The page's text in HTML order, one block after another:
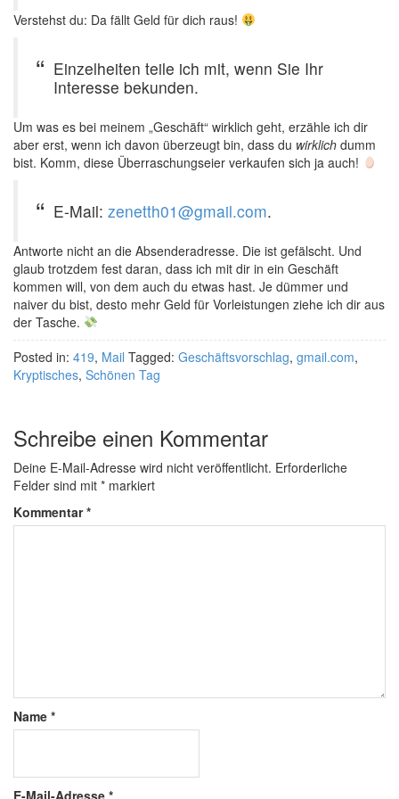
Verstehst du: Da fällt Geld für dich raus!
Einzelheiten teile ich mit, wenn Sie Ihr
Interesse bekunden.
Um was es bei meinem „Geschäft“ wirklich geht, erzähle ich dir
aber erst, wenn ich davon überzeugt bin, dass du wirklich dumm
bist. Komm, diese Überraschungseier verkaufen sich ja auch!
E-Mail: zenetth01@gmail.com.
Antworte nicht an die Absenderadresse. Die ist gefälscht. Und
glaub trotzdem fest daran, dass ich mit dir in ein Geschäft
kommen will, von dem auch du etwas hast. Je dümmer und
naiver du bist, desto mehr Geld für Vorleistungen ziehe ich dir aus
der Tasche.
Posted in: 419, Mail Tagged: Geschäftsvorschlag, gmail.com,
Kryptisches, Schönen Tag
Schreibe einen Kommentar
Deine E-Mail-Adresse wird nicht veröffentlicht. Erforderliche
Felder sind mit * markiert
Kommentar*
Name *
E-Mail-Adresse *